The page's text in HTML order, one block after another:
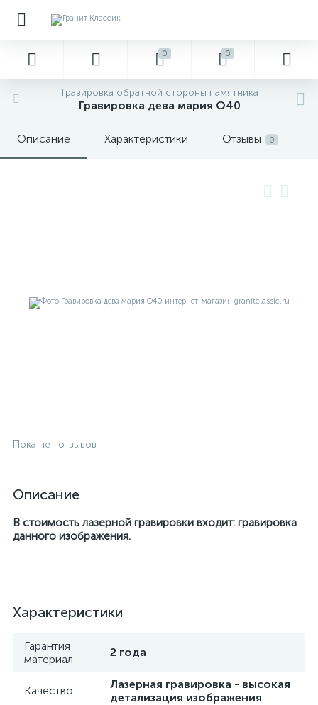
0 0
Гравировка обратной стороны памятника
Гравировка дева мария О40
Описание Характеристики Отзывы 0
Пока нет отзывов
Описание
В стоимость лазерной гравировки входит: гравировка
данного изображения.
Характеристики
Гарантия
материал
2 года
Качество
Лазерная гравировка - высокая
детализация изображения